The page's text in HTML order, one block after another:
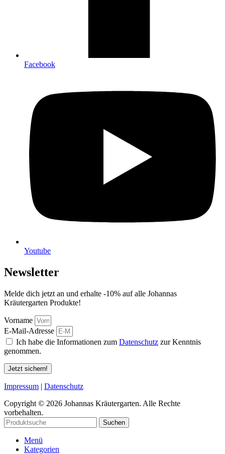
Facebook
Youtube
Newsletter
Melde dich jetzt an und erhalte -10% auf alle Johannas
Kräutergarten Produkte!
Vorname
E-Mail-Adresse
Ich habe die Informationen zum Datenschutz zur Kenntnis
genommen.
Jetzt sichern!
Impressum | Datenschutz
Copyright © 2026 Johannas Kräutergarten. Alle Rechte
vorbehalten.
Suchen
Menü
Kategorien